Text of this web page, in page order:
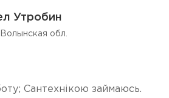
Утробин
обл.
Сантехнікою займаюсь.